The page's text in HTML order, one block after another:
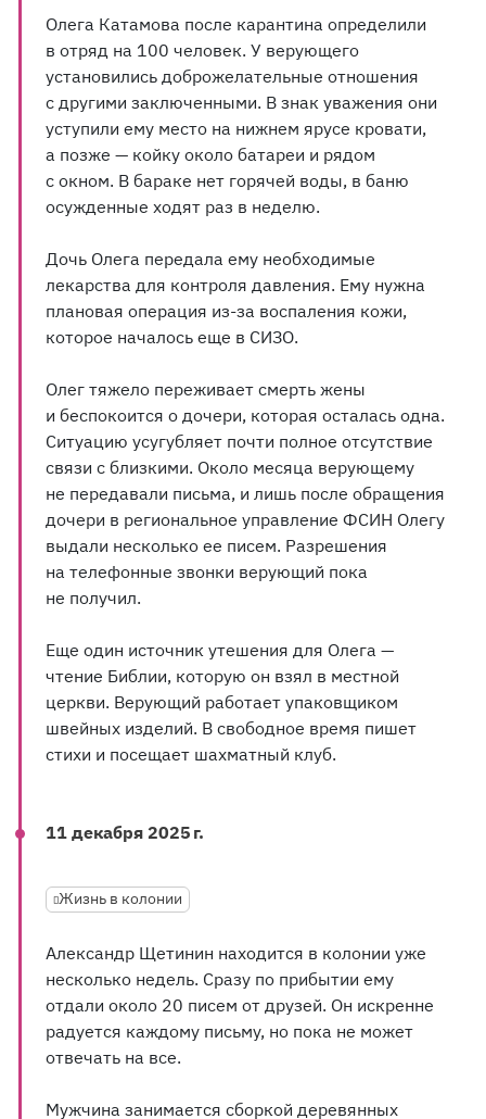
Олега Катамова после карантина определили
в отряд на 100 человек. У верующего
установились доброжелательные отношения
с другими заключенными. В знак уважения они
уступили ему место на нижнем ярусе кровати,
а позже — койку около батареи и рядом
с окном. В бараке нет горячей воды, в баню
осужденные ходят раз в неделю.
Дочь Олега передала ему необходимые
лекарства для контроля давления. Ему нужна
плановая операция из-за воспаления кожи,
которое началось еще в СИЗО.
Олег тяжело переживает смерть жены
и беспокоится о дочери, которая осталась одна.
Ситуацию усугубляет почти полное отсутствие
связи с близкими. Около месяца верующему
не передавали письма, и лишь после обращения
дочери в региональное управление ФСИН Олегу
выдали несколько ее писем. Разрешения
на телефонные звонки верующий пока
не получил.
Еще один источник утешения для Олега —
чтение Библии, которую он взял в местной
церкви. Верующий работает упаковщиком
швейных изделий. В свободное время пишет
стихи и посещает шахматный клуб.
11 декабря 2025 г.
Жизнь в колонии
Александр Щетинин находится в колонии уже
несколько недель. Сразу по прибытии ему
отдали около 20 писем от друзей. Он искренне
радуется каждому письму, но пока не может
отвечать на все.
Мужчина занимается сборкой деревянных